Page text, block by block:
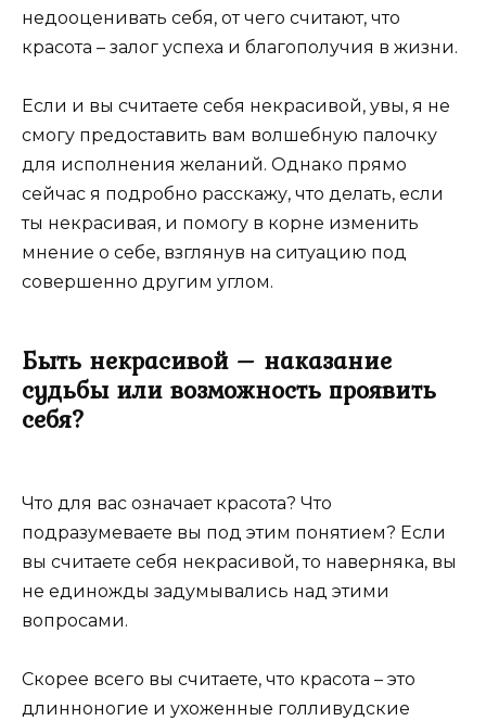
недооценивать себя, от чего считают, что
красота – залог успеха и благополучия в жизни.
Если и вы считаете себя некрасивой, увы, я не
смогу предоставить вам волшебную палочку
для исполнения желаний. Однако прямо
сейчас я подробно расскажу, что делать, если
ты некрасивая, и помогу в корне изменить
мнение о себе, взглянув на ситуацию под
совершенно другим углом.
Быть некрасивой – наказание
судьбы или возможность проявить
себя?
Что для вас означает красота? Что
подразумеваете вы под этим понятием? Если
вы считаете себя некрасивой, то наверняка, вы
не единожды задумывались над этими
вопросами.
Скорее всего вы считаете, что красота – это
длинноногие и ухоженные голливудские